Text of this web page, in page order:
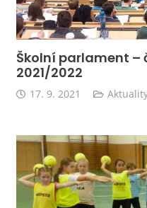
Školní parlament –
2021/2022
17. 9. 2021